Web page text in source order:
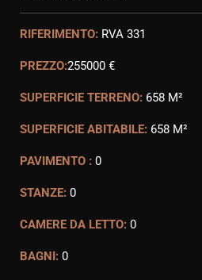
RIFERIMENTO: RVA 331
PREZZO:255000 €
SUPERFICIE TERRENO: 658 M²
SUPERFICIE ABITABILE: 658 M²
PAVIMENTO : 0
STANZE: 0
CAMERE DA LETTO: 0
BAGNI: 0